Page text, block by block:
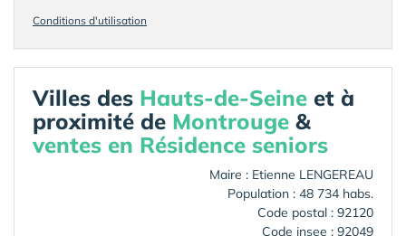
Conditions d'utilisation
Villes des Hauts-de-Seine et à
proximité de Montrouge &
ventes en Résidence seniors
Maire : Etienne LENGEREAU
Population : 48 734 habs.
Code postal : 92120
Code insee : 92049